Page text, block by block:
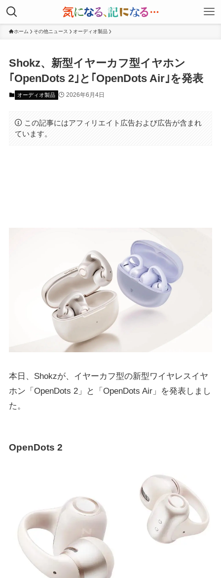
ホーム その他ニュース オーディオ製品
Shokz、新型イヤーカフ型イヤホン
｢OpenDots 2｣と｢OpenDots Air｣を発表
オーディオ製品 2026年6月4日
この記事にはアフィリエイト広告および広告が含まれ
ています。
本日、Shokzが、イヤーカフ型の新型ワイヤレスイヤ
ホン「OpenDots 2」と「OpenDots Air」を発表しまし
た。
OpenDots 2